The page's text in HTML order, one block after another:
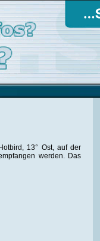
13° Ost, auf der
werden. Das